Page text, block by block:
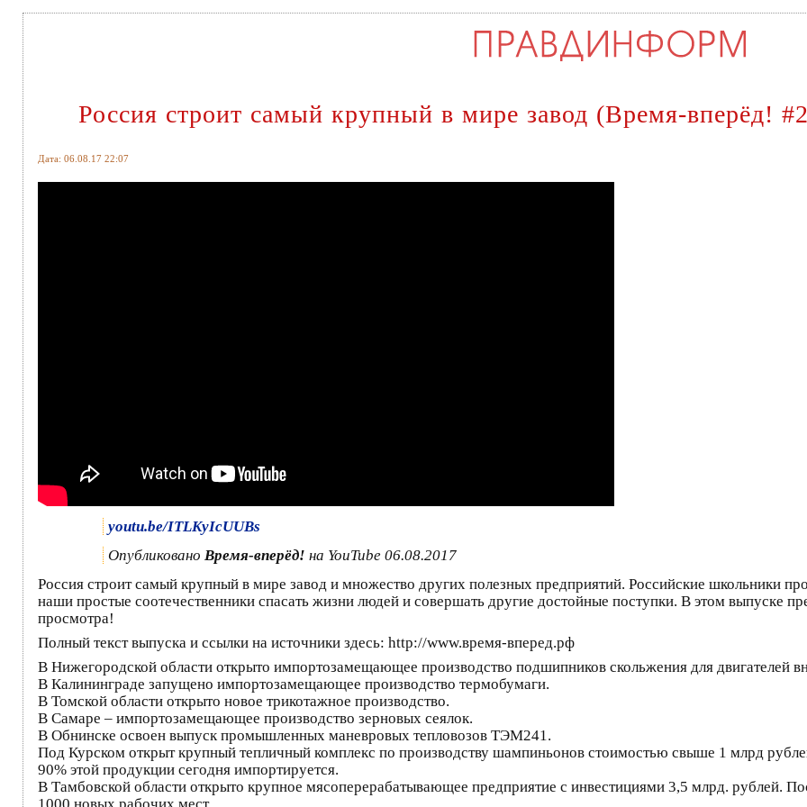
Россия строит самый крупный в мире завод (Время-вперёд!
Дата: 06.08.17 22:07
youtu.be/ITLKyIcUUBs
Опубликовано Время-вперёд! на YouTube 06.08.2017
Россия строит самый крупный в мире завод и множество других полезных предприятий. Российские школьники
наши простые соотечественники спасать жизни людей и совершать другие достойные поступки. В этом выпуске
просмотра!
Полный текст выпуска и ссылки на источники здесь: http://www.время-вперед.рф
В Нижегородской области открыто импортозамещающее производство подшипников скольжения для двигателей
В Калининграде запущено импортозамещающее производство термобумаги.
В Томской области открыто новое трикотажное производство.
В Самаре – импортозамещающее производство зерновых сеялок.
В Обнинске освоен выпуск промышленных маневровых тепловозов ТЭМ241.
Под Курском открыт крупный тепличный комплекс по производству шампиньонов стоимостью свыше 1 млрд
90% этой продукции сегодня импортируется.
В Тамбовской области открыто крупное мясоперерабатывающее предприятие с инвестициями 3,5 млрд. рублей.
1000 новых рабочих мест.